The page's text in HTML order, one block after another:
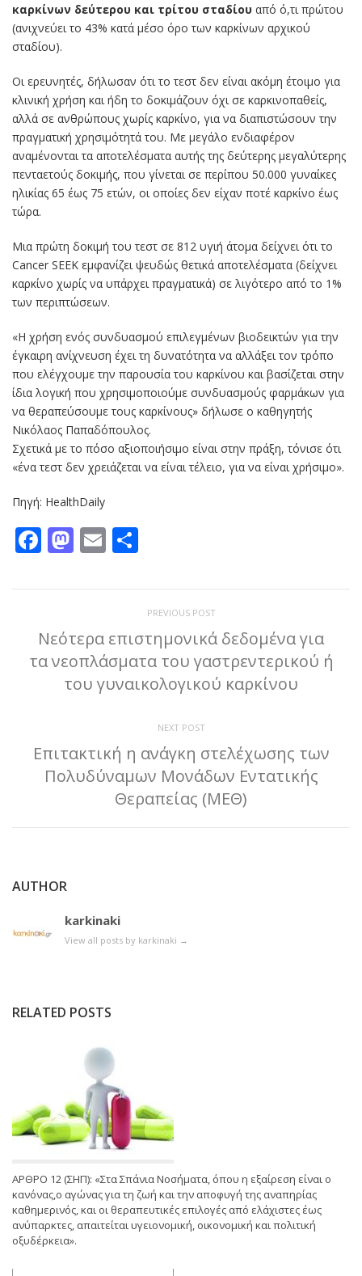
καρκίνων δεύτερου και τρίτου σταδίου από ό,τι πρώτου
(ανιχνεύει το 43% κατά μέσο όρο των καρκίνων αρχικού
σταδίου).
Οι ερευνητές, δήλωσαν ότι το τεστ δεν είναι ακόμη έτοιμο για
κλινική χρήση και ήδη το δοκιμάζουν όχι σε καρκινοπαθείς,
αλλά σε ανθρώπους χωρίς καρκίνο, για να διαπιστώσουν την
πραγματική χρησιμότητά του. Με μεγάλο ενδιαφέρον
αναμένονται τα αποτελέσματα αυτής της δεύτερης μεγαλύτερης
πενταετούς δοκιμής, που γίνεται σε περίπου 50.000 γυναίκες
ηλικίας 65 έως 75 ετών, οι οποίες δεν είχαν ποτέ καρκίνο έως
τώρα.
Μια πρώτη δοκιμή του τεστ σε 812 υγιή άτομα δείχνει ότι το
Cancer SEEK εμφανίζει ψευδώς θετικά αποτελέσματα (δείχνει
καρκίνο χωρίς να υπάρχει πραγματικά) σε λιγότερο από το 1%
των περιπτώσεων.
«Η χρήση ενός συνδυασμού επιλεγμένων βιοδεικτών για την
έγκαιρη ανίχνευση έχει τη δυνατότητα να αλλάξει τον τρόπο
που ελέγχουμε την παρουσία του καρκίνου και βασίζεται στην
ίδια λογική που χρησιμοποιούμε συνδυασμούς φαρμάκων για
να θεραπεύσουμε τους καρκίνους» δήλωσε ο καθηγητής
Νικόλαος Παπαδόπουλος.
Σχετικά με το πόσο αξιοποιήσιμο είναι στην πράξη, τόνισε ότι
«ένα τεστ δεν χρειάζεται να είναι τέλειο, για να είναι χρήσιμο».
Πηγή: HealthDaily
Facebook
Mastodon
Email
PREVIOUS POST
Νεότερα επιστημονικά δεδομένα για
τα νεοπλάσματα του γαστρεντερικού ή
του γυναικολογικού καρκίνου
NEXT POST
Επιτακτική η ανάγκη στελέχωσης των
Πολυδύναμων Μονάδων Εντατικής
Θεραπείας (ΜΕΘ)
AUTHOR
karkinaki
View all posts by karkinaki →
RELATED POSTS
ΑΡΘΡΟ 12 (ΣΗΠ): «Στα Σπάνια Νοσήματα, όπου η εξαίρεση είναι ο
κανόνας,ο αγώνας για τη ζωή και την αποφυγή της αναπηρίας
καθημερινός, και οι θεραπευτικές επιλογές από ελάχιστες έως
ανύπαρκτες, απαιτείται υγειονομική, οικονομική και πολιτική
οξυδέρκεια».